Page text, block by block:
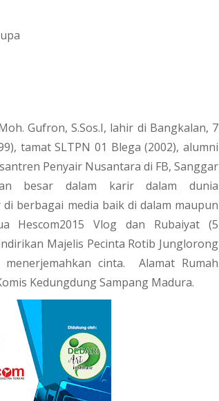
Gufron, S.Sos.I, lahir di Bangkalan, 7
tamat SLTPN 01 Blega (2002), alumni
Penyair Nusantara di FB, Sanggar
besar dalam karir dalam dunia
berbagai media baik di dalam maupun
Hescom2015 Vlog dan Rubaiyat (5
Majelis Pecinta Rotib Junglorong
cinta.  Alamat Rumah
Kedungdung Sampang Madura.